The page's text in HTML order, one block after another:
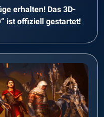
erhalten! Das 3D-
ist offiziell gestartet!